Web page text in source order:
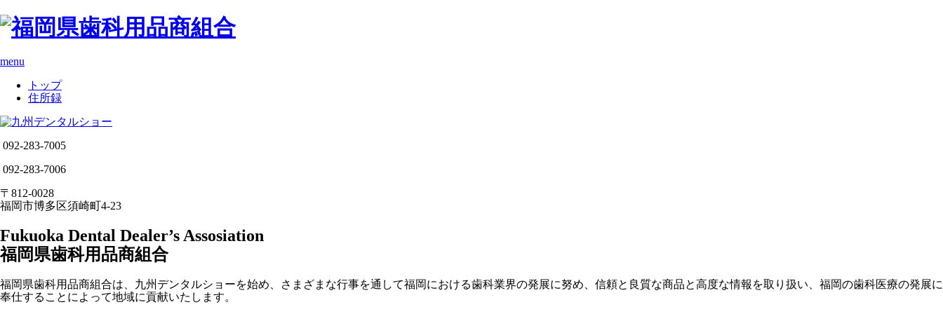
menu
トップ
住所録
092-283-7005
092-283-7006
〒812-0028
福岡市博多区須崎町4-23
Fukuoka Dental Dealer’s Assosiation
福岡県歯科用品商組合
福岡県歯科用品商組合は、九州デンタルショーを始め、さまざまな行事を通して福岡における歯科業界の発展に努め、信頼と良質な商品と高度な情報を取り扱い、福岡の歯科医療の発展に
奉仕することによって地域に貢献いたします。